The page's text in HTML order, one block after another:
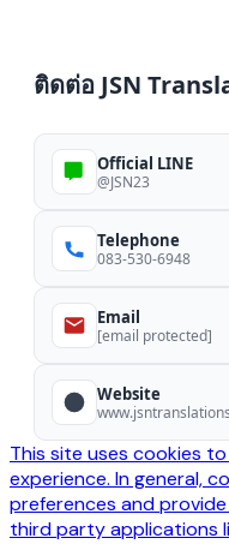
ติดต่อ JSN
Official LINE
@JSN23
Telephone
083-530-6948
Email
[email protected]
Website
This site uses cookies
experience. In general,
preferences and
third party applications